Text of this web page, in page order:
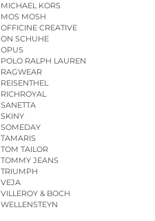
MICHAEL KORS
MOS MOSH
OFFICINE CREATIVE
ON SCHUHE
OPUS
POLO RALPH LAUREN
RAGWEAR
REISENTHEL
RICHROYAL
SANETTA
SKINY
SOMEDAY
TAMARIS
TOM TAILOR
TOMMY JEANS
TRIUMPH
VEJA
VILLEROY & BOCH
WELLENSTEYN